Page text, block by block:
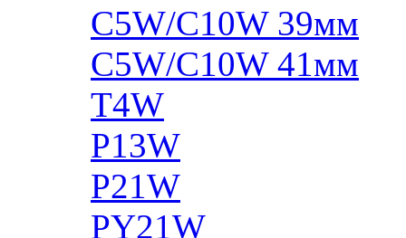
C5W/C10W 39мм
C5W/C10W 41мм
T4W
P13W
P21W
PY21W